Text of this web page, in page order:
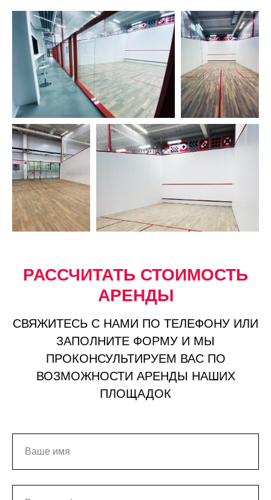
РАССЧИТАТЬ СТОИМОСТЬ
АРЕНДЫ
СВЯЖИТЕСЬ С НАМИ ПО ТЕЛЕФОНУ ИЛИ
ЗАПОЛНИТЕ ФОРМУ И МЫ
ПРОКОНСУЛЬТИРУЕМ ВАС ПО
ВОЗМОЖНОСТИ АРЕНДЫ НАШИХ
ПЛОЩАДОК